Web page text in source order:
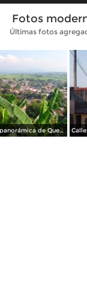
Fotos
Últimas fotos
Vista panorámica de Quesería